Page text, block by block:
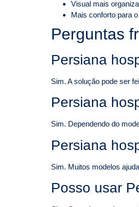
Visual mais
Mais conforto para
Perguntas
Persiana
Sim. A solução pode ser
Persiana
Sim. Dependendo do
Persiana
Sim. Muitos modelos
Posso usar